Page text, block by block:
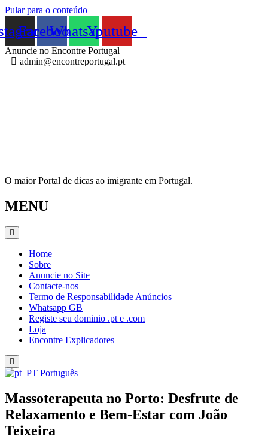
Pular para o conteúdo
FacebookWhatsappYoutube
Anuncie no Encontre Portugal
admin@encontreportugal.pt
O maior Portal de dicas ao imigrante em Portugal.
MENU
Home
Sobre
Anuncie no Site
Contacte-nos
Termo de Responsabilidade Anúncios
Whatsapp GB
Registe seu dominio .pt e .com
Loja
Encontre Explicadores
Português
Massoterapeuta no Porto: Desfrute de
Relaxamento e Bem-Estar com João
Teixeira